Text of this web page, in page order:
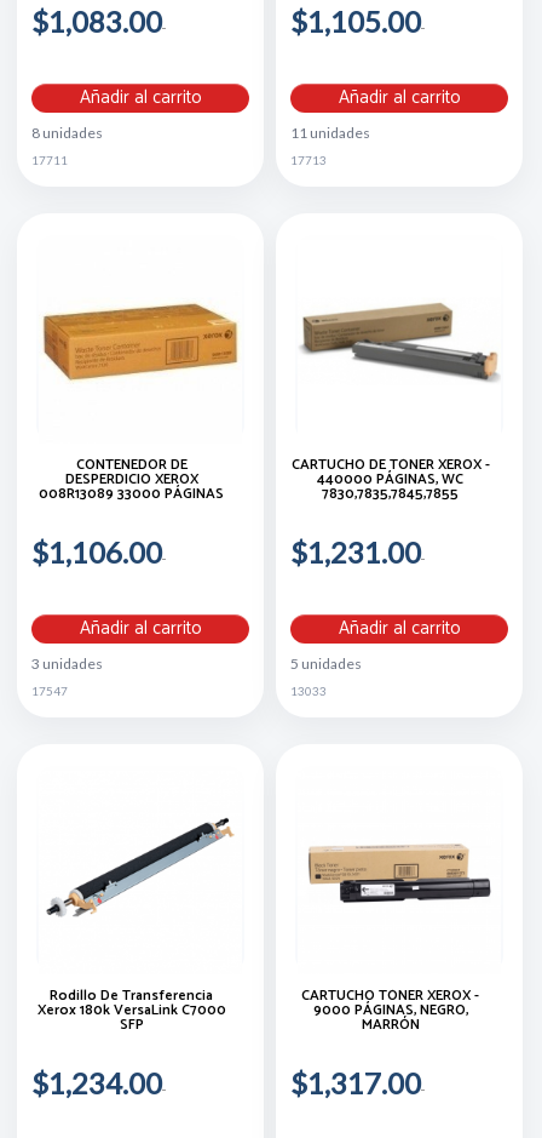
$1,083.00
Añadir al carrito
8 unidades
17711
$1,105.00
Añadir al carrito
11 unidades
17713
CONTENEDOR DE
DESPERDICIO XEROX
008R13089 33000 PÁGINAS
$1,106.00
Añadir al carrito
3 unidades
17547
CARTUCHO DE TÓNER XEROX -
440000 PÁGINAS, WC
7830,7835,7845,7855
$1,231.00
Añadir al carrito
5 unidades
13033
Rodillo De Transferencia
Xerox 180k VersaLink C7000
SFP
$1,234.00
CARTUCHO TÓNER XEROX -
9000 PÁGINAS, NEGRO,
MARRÓN
$1,317.00